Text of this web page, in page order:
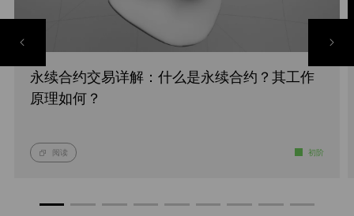
永续合约交易详解：什么是永续合约？其工作
原理如何？
阅读 初阶